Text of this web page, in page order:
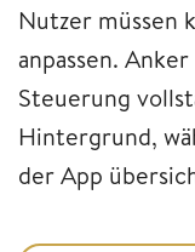
Nutzer müssen
anpassen.
Steuerung
Hintergrund,
der App